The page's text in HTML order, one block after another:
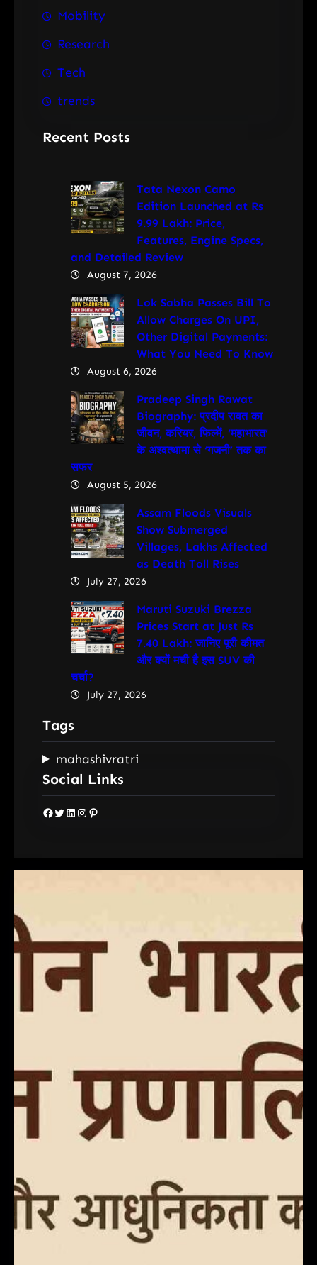
Mobility
Research
Tech
trends
Recent Posts
Tata Nexon Camo
Edition Launched at Rs
9.99 Lakh: Price,
Features, Engine Specs,
and Detailed Review
August 7, 2026
Lok Sabha Passes Bill To
Allow Charges On UPI,
Other Digital Payments:
What You Need To Know
August 6, 2026
Pradeep Singh Rawat
Biography: प्रदीप रावत का
जीवन, करियर, फिल्में, ‘महाभारत’
के अश्वत्थामा से ‘गजनी’ तक का
सफर
August 5, 2026
Assam Floods Visuals
Show Submerged
Villages, Lakhs Affected
as Death Toll Rises
July 27, 2026
Maruti Suzuki Brezza
Prices Start at Just Rs
7.40 Lakh: जानिए पूरी कीमत
और क्यों मची है इस SUV की
चर्चा?
July 27, 2026
Tags
mahashivratri
Social Links
Facebook Twitter LinkedIn Instagram Pinterest